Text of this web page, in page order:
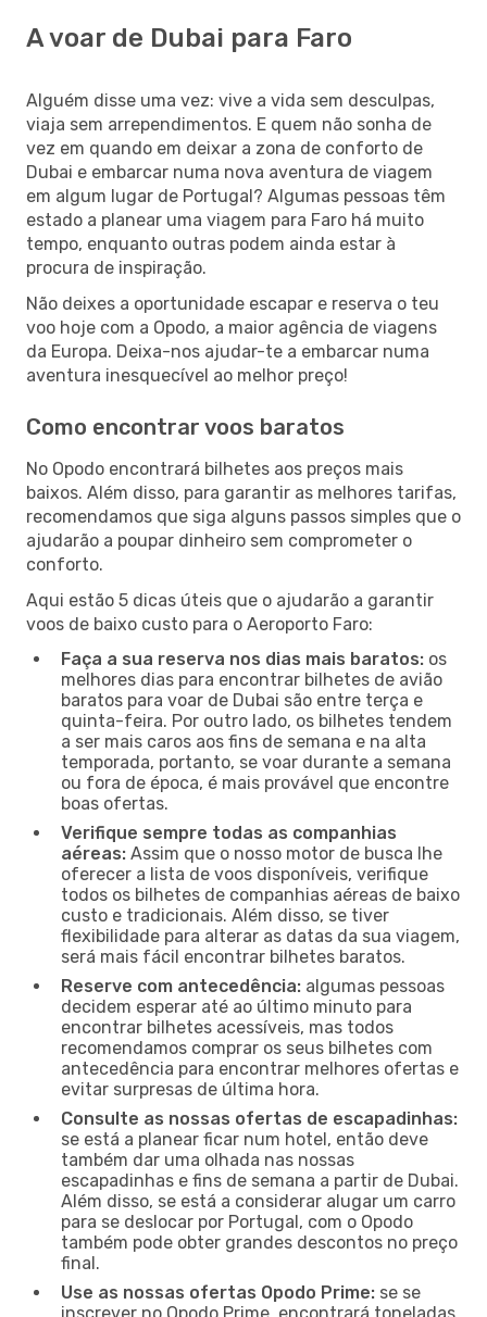
A voar de Dubai para Faro
Alguém disse uma vez: vive a vida sem desculpas,
viaja sem arrependimentos. E quem não sonha de
vez em quando em deixar a zona de conforto de
Dubai e embarcar numa nova aventura de viagem
em algum lugar de Portugal? Algumas pessoas têm
estado a planear uma viagem para Faro há muito
tempo, enquanto outras podem ainda estar à
procura de inspiração.
Não deixes a oportunidade escapar e reserva o teu
voo hoje com a Opodo, a maior agência de viagens
da Europa. Deixa-nos ajudar-te a embarcar numa
aventura inesquecível ao melhor preço!
Como encontrar voos baratos
No Opodo encontrará bilhetes aos preços mais
baixos. Além disso, para garantir as melhores tarifas,
recomendamos que siga alguns passos simples que o
ajudarão a poupar dinheiro sem comprometer o
conforto.
Aqui estão 5 dicas úteis que o ajudarão a garantir
voos de baixo custo para o Aeroporto Faro:
Faça a sua reserva nos dias mais baratos: os
melhores dias para encontrar bilhetes de avião
baratos para voar de Dubai são entre terça e
quinta-feira. Por outro lado, os bilhetes tendem
a ser mais caros aos fins de semana e na alta
temporada, portanto, se voar durante a semana
ou fora de época, é mais provável que encontre
boas ofertas.
Verifique sempre todas as companhias
aéreas: Assim que o nosso motor de busca lhe
oferecer a lista de voos disponíveis, verifique
todos os bilhetes de companhias aéreas de baixo
custo e tradicionais. Além disso, se tiver
flexibilidade para alterar as datas da sua viagem,
será mais fácil encontrar bilhetes baratos.
Reserve com antecedência: algumas pessoas
decidem esperar até ao último minuto para
encontrar bilhetes acessíveis, mas todos
recomendamos comprar os seus bilhetes com
antecedência para encontrar melhores ofertas e
evitar surpresas de última hora.
Consulte as nossas ofertas de escapadinhas:
se está a planear ficar num hotel, então deve
também dar uma olhada nas nossas
escapadinhas e fins de semana a partir de Dubai.
Além disso, se está a considerar alugar um carro
para se deslocar por Portugal, com o Opodo
também pode obter grandes descontos no preço
final.
Use as nossas ofertas Opodo Prime: se se